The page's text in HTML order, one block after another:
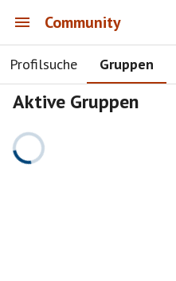
Community
Profilsuche Gruppen
Aktive Gruppen